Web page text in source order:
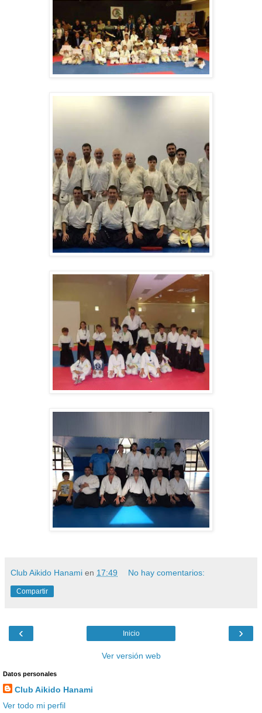
Club Aikido Hanami en 17:49 No hay comentarios:
Compartir
‹ ›
Inicio
Ver versión web
Datos personales
Club Aikido Hanami
Ver todo mi perfil